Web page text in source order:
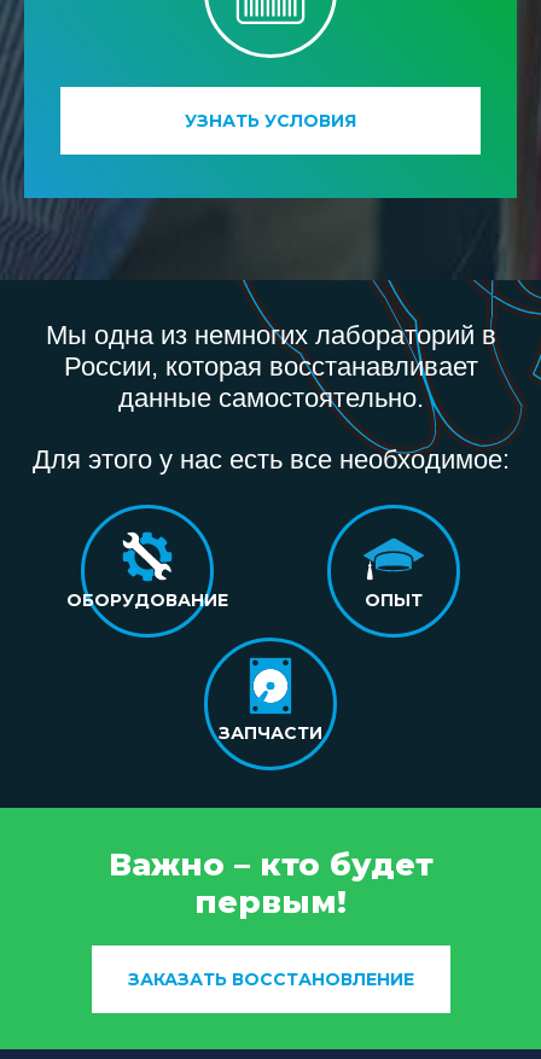
УЗНАТЬ УСЛОВИЯ
Мы одна из немногих лабораторий в
России, которая восстанавливает
данные самостоятельно.
Для этого у нас есть все необходимое:
ОБОРУДОВАНИЕ ОПЫТ
ЗАПЧАСТИ
Важно – кто будет
первым!
ЗАКАЗАТЬ ВОССТАНОВЛЕНИЕ